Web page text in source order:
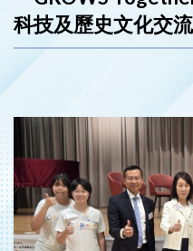
科技及歷史文化交